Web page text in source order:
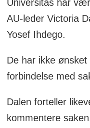
Universitas har
AU-leder Victoria
Yosef Ihdego.
De har ikke
forbindelse med
Dalen forteller
kommentere